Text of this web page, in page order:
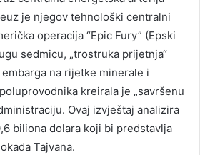
je njegov tehnološki centralni
operacija “Epic Fury” (Epski
sedmicu, „trostruka prijetnja“
na rijetke minerale i
kreirala je „savršenu
Ovaj izvještaj analizira
biliona dolara koji bi predstavlja
Tajvana.